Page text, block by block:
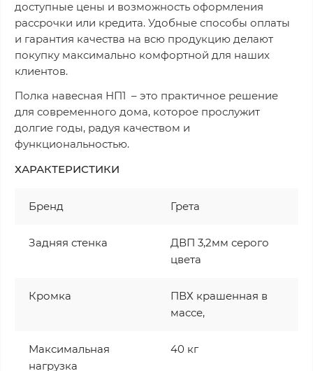
доступные цены и возможность оформления
рассрочки или кредита. Удобные способы оплаты
и гарантия качества на всю продукцию делают
покупку максимально комфортной для наших
клиентов.
Полка навесная НП1 – это практичное решение
для современного дома, которое прослужит
долгие годы, радуя качеством и
функциональностью.
ХАРАКТЕРИСТИКИ
Бренд Грета
Задняя стенка
ДВП 3,2мм серого
цвета
Кромка
ПВХ крашенная в
массе,
Максимальная
нагрузка
40 кг